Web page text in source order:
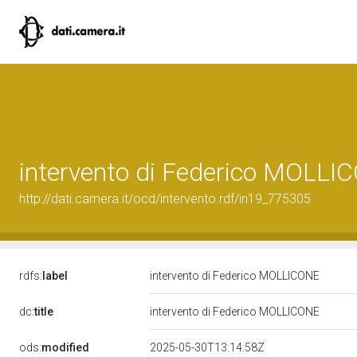
intervento di Federico
http://dati.camera.it/ocd/intervento.rdf/in19_775305
rdfs: label intervento di Federico MOLLICONE
dc:title intervento di Federico MOLLICONE
ods:modified 2025-05-30T13:14:58Z